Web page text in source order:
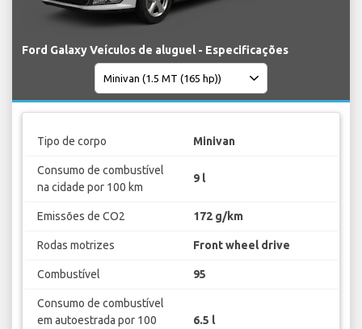
Ford Galaxy Veículos de aluguel - Especificações
Tipo de corpo Minivan
Consumo de combustível
na cidade por 100 km
9 l
Emissões de CO2 172 g/km
Rodas motrizes Front wheel drive
Combustível 95
Consumo de combustível
em autoestrada por 100
6.5 l